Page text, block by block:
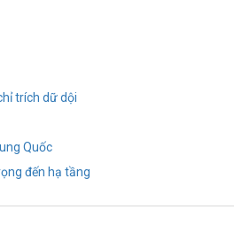
trích dữ dội
Quốc
đến hạ tầng